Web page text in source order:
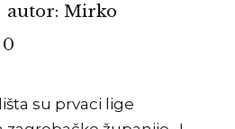
autor: Mirko
0
su prvaci lige